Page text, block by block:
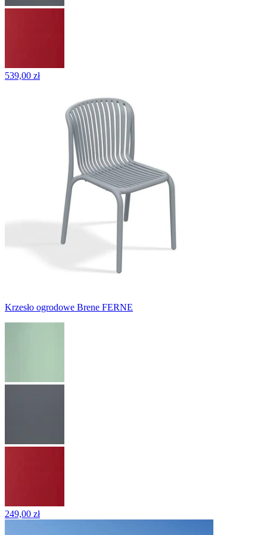
539,00 zł
Krzesło ogrodowe Brene FERNE
249,00 zł